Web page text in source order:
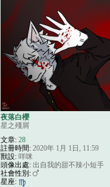
夜落白櫻
星之殘屑
文章: 28
註冊時間:2020年 1月 1日, 11:59
獸設:咩咪
頭像出處:出自我的甜不辣小短手
社會性別:
星座: